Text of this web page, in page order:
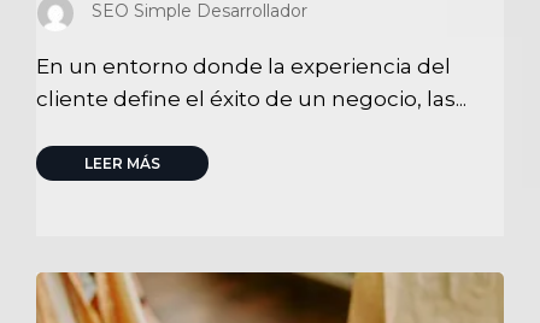
SEO Simple Desarrollador
En un entorno donde la experiencia del
cliente define el éxito de un negocio, las...
LEER MÁS